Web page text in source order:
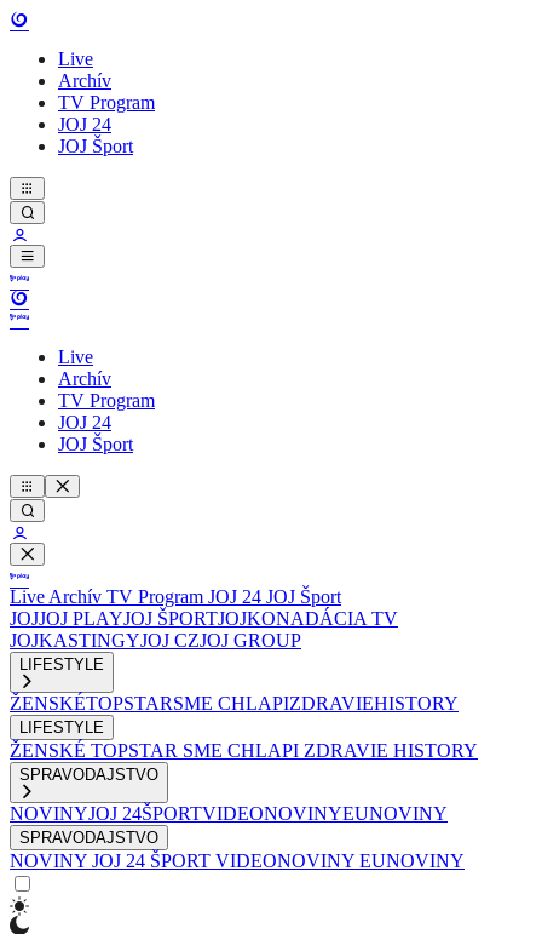
Live
Archív
TV Program
JOJ 24
JOJ Šport
Live
Archív
TV Program
JOJ 24
JOJ Šport
Live Archív TV Program JOJ 24 JOJ Šport
JOJJOJ PLAYJOJ ŠPORTJOJKONADÁCIA TV
JOJKASTINGYJOJ CZJOJ GROUP
LIFESTYLE
ŽENSKÉTOPSTARSME CHLAPIZDRAVIEHISTORY
LIFESTYLE
ŽENSKÉ TOPSTAR SME CHLAPI ZDRAVIE HISTORY
SPRAVODAJSTVO
NOVINYJOJ 24ŠPORTVIDEONOVINYEUNOVINY
SPRAVODAJSTVO
NOVINY JOJ 24 ŠPORT VIDEONOVINY EUNOVINY